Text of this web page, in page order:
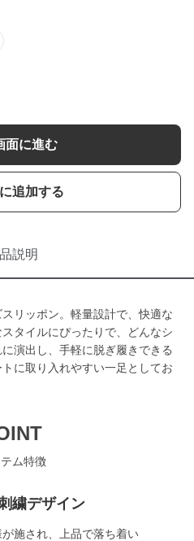
面に進む
追加する
説明
リッポン。軽量設計で、快適な
タイルにぴったりで、どんなシ
演出し、手軽に脱ぎ履きできる
に取り入れやすい一足としてお
ム特徴
繍デザイン
施され、上品で落ち着い